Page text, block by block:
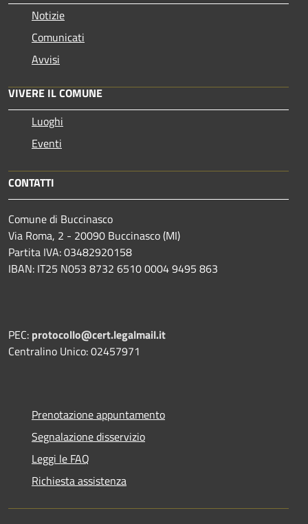
Notizie
Comunicati
Avvisi
VIVERE IL COMUNE
Luoghi
Eventi
CONTATTI
Comune di Buccinasco
Via Roma, 2 - 20090 Buccinasco (MI)
Partita IVA: 03482920158
IBAN: IT25 N053 8732 6510 0004 9495 863
PEC: protocollo@cert.legalmail.it
Centralino Unico: 02457971
Prenotazione appuntamento
Segnalazione disservizio
Leggi le FAQ
Richiesta assistenza